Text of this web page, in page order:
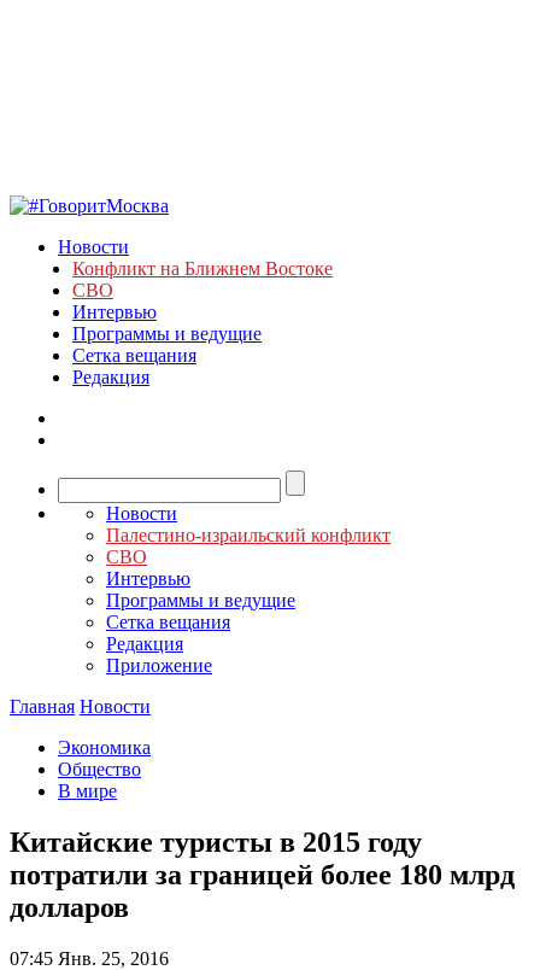
Новости
Конфликт на Ближнем Востоке
СВО
Интервью
Программы и ведущие
Сетка вещания
Редакция
Новости
Палестино-израильский конфликт
СВО
Интервью
Программы и ведущие
Сетка вещания
Редакция
Приложение
Главная Новости
Экономика
Общество
В мире
Китайские туристы в 2015 году
потратили за границей более 180 млрд
долларов
07:45 Янв. 25, 2016